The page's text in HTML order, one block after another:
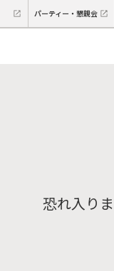
パーティー・懇親会
恐れ入り